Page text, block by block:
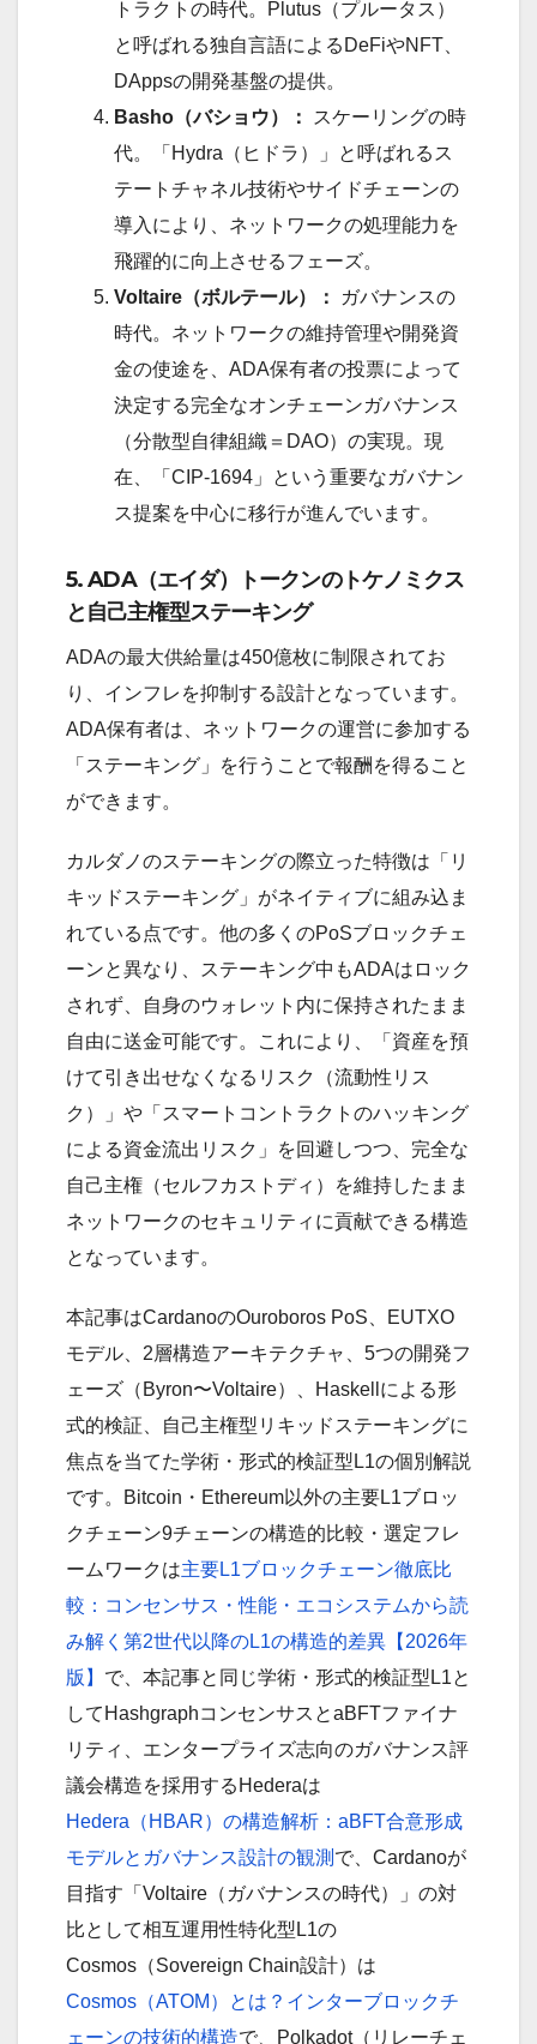
トラクトの時代。Plutus（プルータス）
と呼ばれる独自言語によるDeFiやNFT、
DAppsの開発基盤の提供。
Basho（バショウ）：
スケーリングの時
代。「Hydra（ヒドラ）」と呼ばれるス
テートチャネル技術やサイドチェーンの
導入により、ネットワークの処理能力を
飛躍的に向上させるフェーズ。
Voltaire（ボルテール）：
ガバナンスの
時代。ネットワークの維持管理や開発資
金の使途を、ADA保有者の投票によって
決定する完全なオンチェーンガバナンス
（分散型自律組織＝DAO）の実現。現
在、「CIP-1694」という重要なガバナン
ス提案を中心に移行が進んでいます。
5. ADA（エイダ）トークンのトケノミクス
と自己主権型ステーキング
ADAの最大供給量は450億枚に制限されてお
り、インフレを抑制する設計となっています。
ADA保有者は、ネットワークの運営に参加する
「ステーキング」を行うことで報酬を得ること
ができます。
カルダノのステーキングの際立った特徴は「リ
キッドステーキング」がネイティブに組み込ま
れている点です。他の多くのPoSブロックチェ
ーンと異なり、ステーキング中もADAはロック
されず、自身のウォレット内に保持されたまま
自由に送金可能です。これにより、「資産を預
けて引き出せなくなるリスク（流動性リス
ク）」や「スマートコントラクトのハッキング
による資金流出リスク」を回避しつつ、完全な
自己主権（セルフカストディ）を維持したまま
ネットワークのセキュリティに貢献できる構造
となっています。
本記事はCardanoのOuroboros PoS、EUTXO
モデル、2層構造アーキテクチャ、5つの開発フ
ェーズ（Byron〜Voltaire）、Haskellによる形
式的検証、自己主権型リキッドステーキングに
焦点を当てた学術・形式的検証型L1の個別解説
です。Bitcoin・Ethereum以外の主要L1ブロッ
クチェーン9チェーンの構造的比較・選定フレ
ームワークは主要L1ブロックチェーン徹底比
較：コンセンサス・性能・エコシステムから読
み解く第2世代以降のL1の構造的差異【2026年
版】 で、本記事と同じ学術・形式的検証型L1と
してHashgraphコンセンサスとaBFTファイナ
リティ、エンタープライズ志向のガバナンス評
議会構造を採用するHederaは
Hedera（HBAR）の構造解析：aBFT合意形成
モデルとガバナンス設計の観測 で、Cardanoが
目指す「Voltaire（ガバナンスの時代）」の対
比として相互運用性特化型L1の
Cosmos（Sovereign Chain設計）は
Cosmos（ATOM）とは？インターブロックチ
ェーンの技術的構造で、Polkadot（リレーチェ